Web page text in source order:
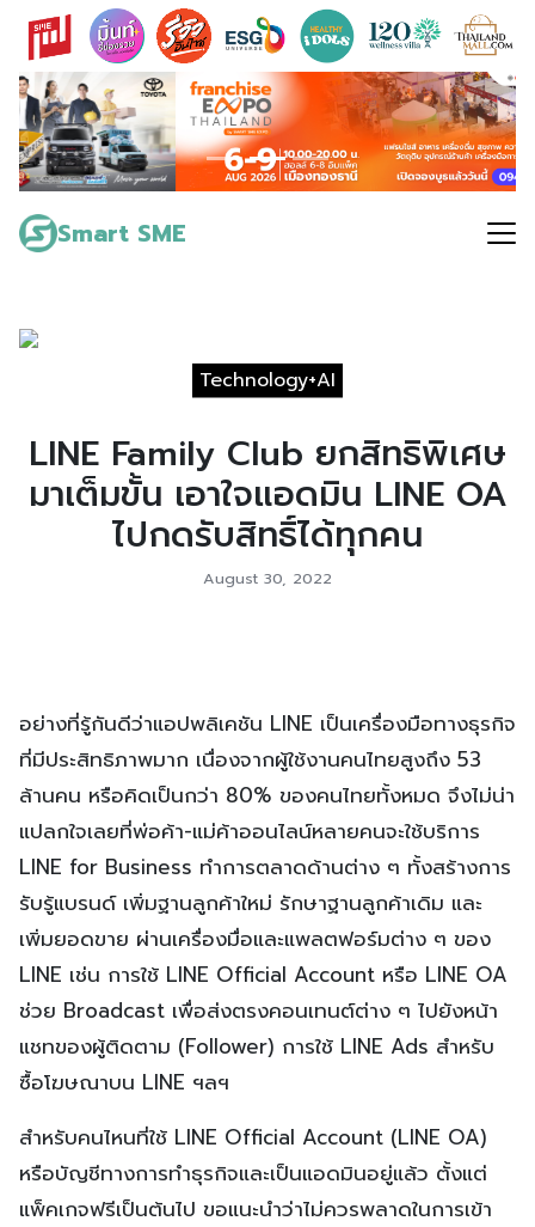
Skip
content
Smart SME
Search
for:
Technology+AI
LINE Family Club ยกสิทธิพิเศษ
มาเต็มขั้น เอาใจแอดมิน LINE OA
ไปกดรับสิทธิ์ได้ทุกคน
August 30, 2022
อย่างที่รู้กันดีว่าแอปพลิเคชัน LINE เป็นเครื่องมือทางธุรกิจ
ที่มีประสิทธิภาพมาก เนื่องจากผู้ใช้งานคนไทยสูงถึง 53
ล้านคน หรือคิดเป็นกว่า 80% ของคนไทยทั้งหมด จึงไม่น่า
แปลกใจเลยที่พ่อค้า-แม่ค้าออนไลน์หลายคนจะใช้บริการ
LINE for Business ทำการตลาดด้านต่าง ๆ ทั้งสร้างการ
รับรู้แบรนด์ เพิ่มฐานลูกค้าใหม่ รักษาฐานลูกค้าเดิม และ
เพิ่มยอดขาย ผ่านเครื่องมื่อและแพลตฟอร์มต่าง ๆ ของ
LINE เช่น การใช้ LINE Official Account หรือ LINE OA
ช่วย Broadcast เพื่อส่งตรงคอนเทนต์ต่าง ๆ ไปยังหน้า
แชทของผู้ติดตาม (Follower) การใช้ LINE Ads สำหรับ
ซื้อโฆษณาบน LINE ฯลฯ
สำหรับคนไหนที่ใช้ LINE Official Account (LINE OA)
หรือบัญชีทางการทำธุรกิจและเป็นแอดมินอยู่แล้ว ตั้งแต่
แพ็คเกจฟรีเป็นต้นไป ขอแนะนำว่าไม่ควรพลาดในการเข้า